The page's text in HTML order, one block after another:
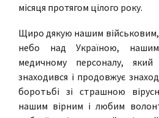
місяця протягом цілого року.
Щиро дякую нашим
небо над Україною,
медичному персоналу,
знаходився і продовжує
боротьбі зі страшною
нашим вірним і любим